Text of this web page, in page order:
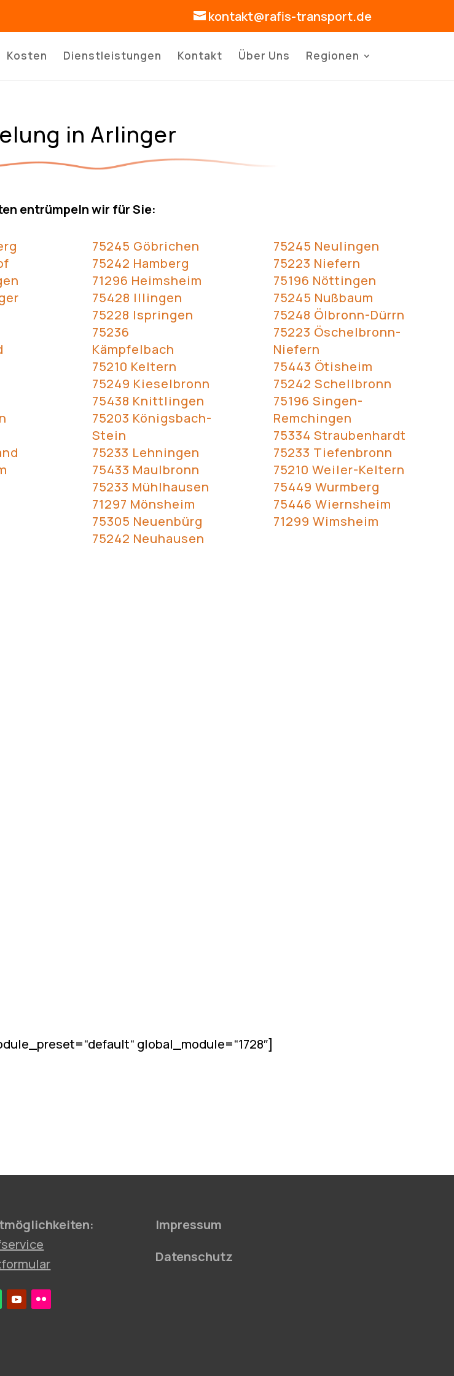
kontakt@rafis-transport.de
Kosten Dienstleistungen Kontakt Über Uns Regionen
in Arlinger
entrümpeln wir für Sie:
75245 Göbrichen
75242 Hamberg
71296 Heimsheim
75428 Illingen
75228 Ispringen
75236
Kämpfelbach
75210 Keltern
75249 Kieselbronn
75438 Knittlingen
75203 Königsbach-
Stein
75233 Lehningen
75433 Maulbronn
75233 Mühlhausen
71297 Mönsheim
75305 Neuenbürg
75242 Neuhausen
75245 Neulingen
75223 Niefern
75196 Nöttingen
75245 Nußbaum
75248 Ölbronn-Dürrn
75223 Öschelbronn-
Niefern
75443 Ötisheim
75242 Schellbronn
75196 Singen-
Remchingen
75334 Straubenhardt
75233 Tiefenbronn
75210 Weiler-Keltern
75449 Wurmberg
75446 Wiernsheim
71299 Wimsheim
global_module=“1728″]
Impressum
Datenschutz